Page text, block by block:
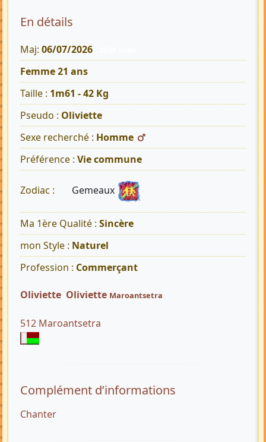
En détails
Maj: 06/07/2026
Femme 21 ans
Taille : 1m61 - 42 Kg
Pseudo : Oliviette
Sexe recherché : Homme
Préférence : Vie commune
Zodiac : Gemeaux
Ma 1ère Qualité : Sincère
mon Style : Naturel
Profession : Commerçant
Oliviette Oliviette Maroantsetra
512 Maroantsetra
Complément d’informations
Chanter